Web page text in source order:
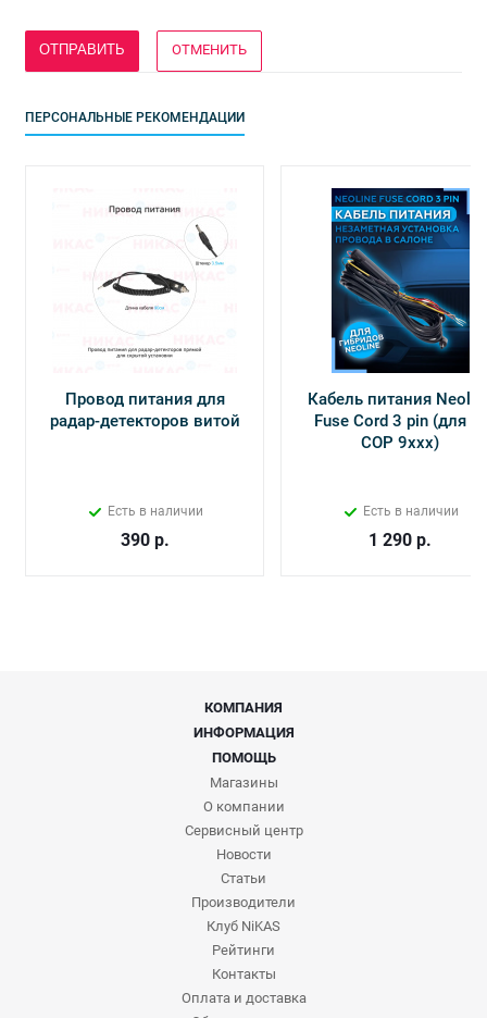
ОТМЕНИТЬ
ПЕРСОНАЛЬНЫЕ РЕКОМЕНДАЦИИ
Провод питания для
радар-детекторов витой
Есть в наличии
390р.
Кабель питания
Fuse Cord 3 pin (для Х-
СОР 9ххх)
Есть в наличии
1 290 р.
КОМПАНИЯ
ИНФОРМАЦИЯ
ПОМОЩЬ
Магазины
О компании
Сервисный центр
Новости
Статьи
Производители
Клуб NiKAS
Рейтинги
Контакты
Оплата и доставка